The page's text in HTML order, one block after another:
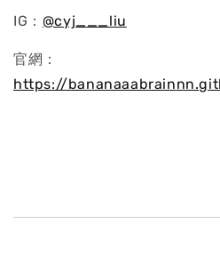
IG： @cyj___liu
官網：
https://